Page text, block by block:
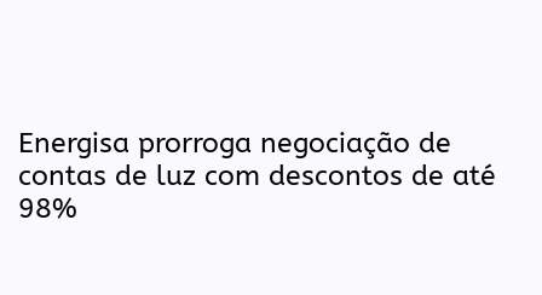
Energisa prorroga negociação de
contas de luz com descontos de até
98%